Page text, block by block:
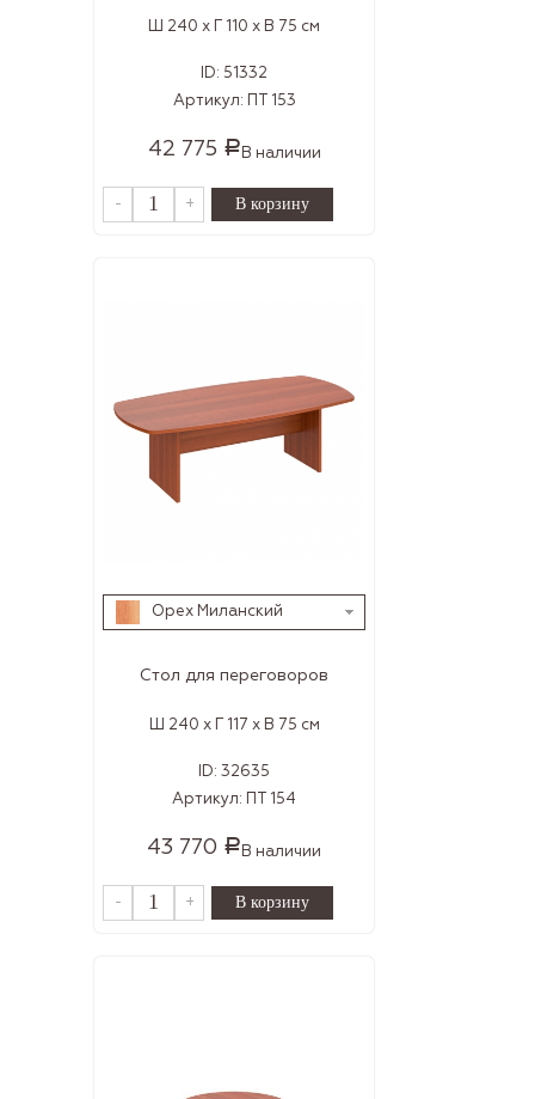
Ш 240 x Г 110 x В 75 см
ID: 51332
Артикул: ПТ 153
42 775 Р В наличии
- +
Орех Миланский
Стол для переговоров
Ш 240 x Г 117 x В 75 см
ID: 32635
Артикул: ПТ 154
43 770 Р В наличии
- +